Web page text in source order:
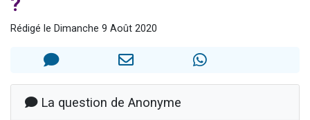
30 personnes viennent de faire un don pour Sauvez la jambe de Yohan
Il reste 49 places pour étudier en groupe sur Zoom
Rédigé le Dimanche 9 Août 2020
La question de Anonyme